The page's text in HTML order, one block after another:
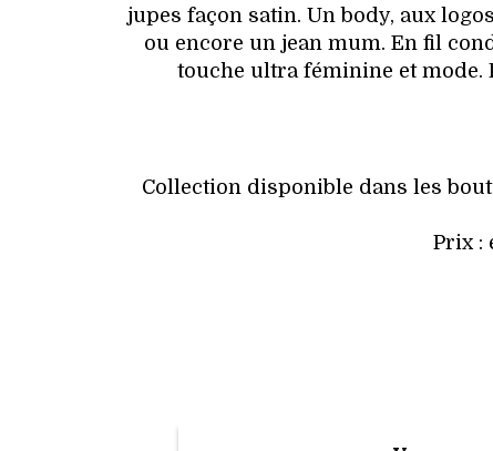
jupes façon satin. Un body, aux
ou encore un jean mum. En fil
touche ultra féminine et mode.
Collection disponible dans les
Prix :